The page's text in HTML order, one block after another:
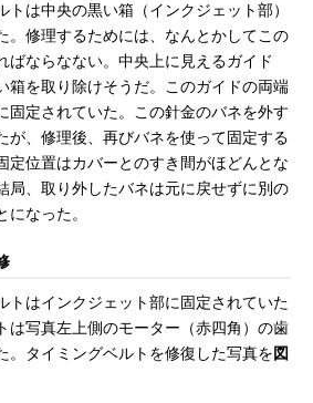
は中央の黒い箱（インクジェット部）
。修理するためには、なんとかしてこの
ばならなない。中央上に見えるガイド
箱を取り除けそうだ。このガイドの両端
固定されていた。この針金のバネを外す
が、修理後、再びバネを使って固定する
定位置はカバーとのすき間がほどんとな
局、取り外したバネは元に戻せずに別の
なった。
はインクジェット部に固定されていた
は写真左上側のモーター（赤四角）の歯
。タイミングベルトを修復した写真を図